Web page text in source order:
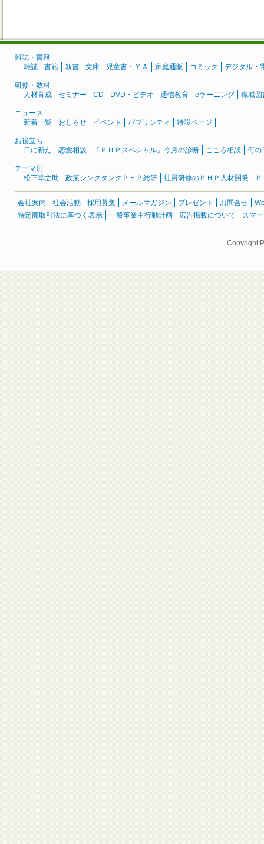
雑誌・書籍
雑誌
書籍 新書 文庫 児童書・ＹＡ 家庭通販 コミック デジタル・
研修・教材
人材育成
セミナー CD DVD・ビデオ 通信教育 eラーニング 職域図
ニュース
新着一覧
おしらせ イベント パブリシティ 特設ページ
お役立ち
日に新た
恋愛相談 『ＰＨＰスペシャル』今月の診断 こころ相談 何の
テーマ別
松下幸之助
政策シンクタンクＰＨＰ総研 社員研修のＰＨＰ人材開発
会社案内 社会活動 採用募集 メールマガジン プレゼント お問合せ
特定商取引法に基づく表示
一般事業主行動計画 広告掲載について スマ
Copyright